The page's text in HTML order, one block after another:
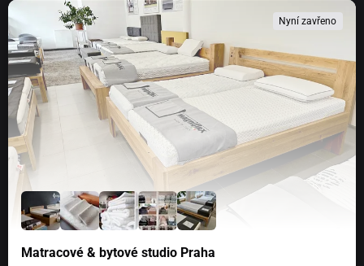
Nyní zavřeno
Matracové & bytové studio Praha